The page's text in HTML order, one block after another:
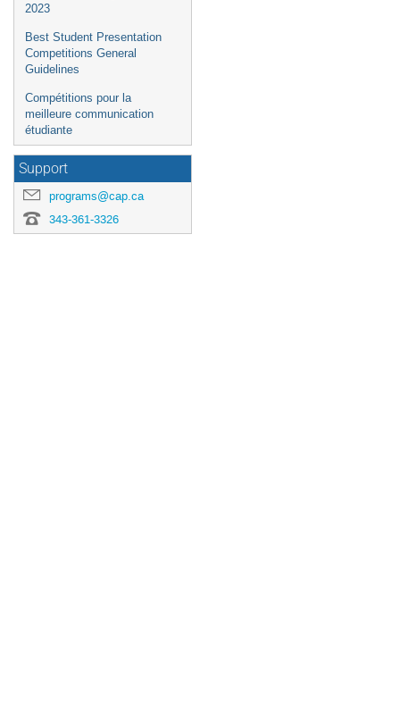
2023
Best Student Presentation
Competitions General
Guidelines
Compétitions pour la
meilleure communication
étudiante
Support
programs@cap.ca
343-361-3326